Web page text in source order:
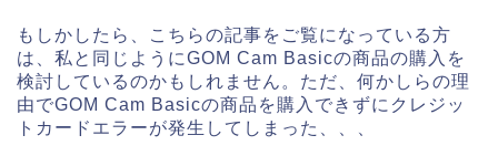
もしかしたら、こちらの記事をご覧になっている方
は、私と同じようにGOM Cam Basicの商品の購入を
検討しているのかもしれません。ただ、何かしらの理
由でGOM Cam Basicの商品を購入できずにクレジッ
トカードエラーが発生してしまった、、、